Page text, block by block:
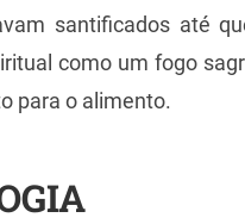
santificados até
como um fogo
para o alimento.